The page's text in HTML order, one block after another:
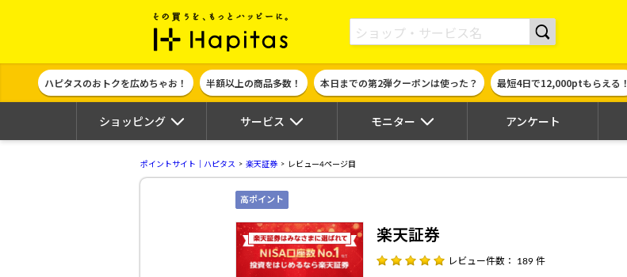
ポイント貯めて現金やギフト券に交換できるポイントサイト | ハピタス
ハピタスのおトクを広めちゃお！ 半額以上の商品多数！ 本日までの第2弾クーポンは使った？ 最短4日で12,000ptもらえる！
ショッピング サービス モニター アンケート
ポイントサイト｜ハピタス 楽天証券 レビュー4ページ目
高ポイント
楽天証券
レビュー件数： 189 件